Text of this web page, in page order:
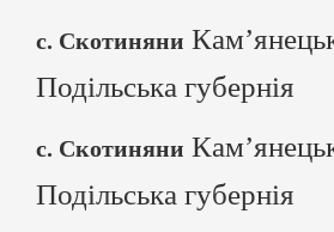
с. Скотиняни
Подільська губернія
с. Скотиняни
Подільська губернія